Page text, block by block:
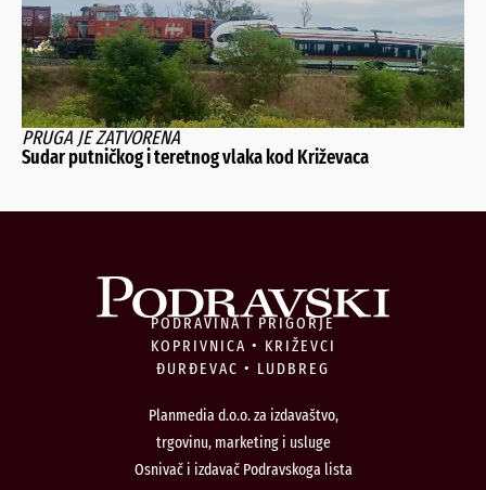
PRUGA JE ZATVORENA
Sudar putničkog i teretnog vlaka kod Križevaca
PODRAVINA I PRIGORJE
KOPRIVNICA • KRIŽEVCI
ĐURĐEVAC • LUDBREG
Planmedia d.o.o. za izdavaštvo,
trgovinu, marketing i usluge
Osnivač i izdavač Podravskoga lista